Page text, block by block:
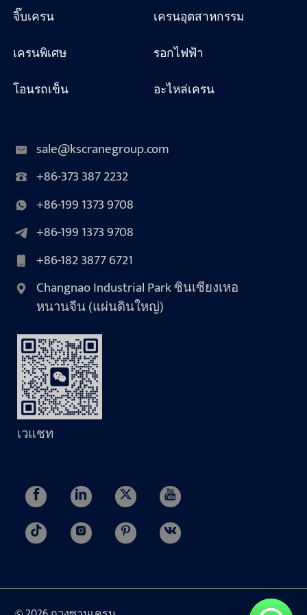
จิ๊บเครน
เครนอุตสาหกรรม
เครนพิเศษ
รอกไฟฟ้า
โอนรถเข็น
อะไหล่เครน
sale@kscranegroup.com
+86-373 387 2232
+86-199 1373 9708
+86-199 1373 9708
+86-182 3877 6721
Changnao Industrial Park ซินเซียงเหอ
หนานจีน (แผ่นดินใหญ่)
เวแชท